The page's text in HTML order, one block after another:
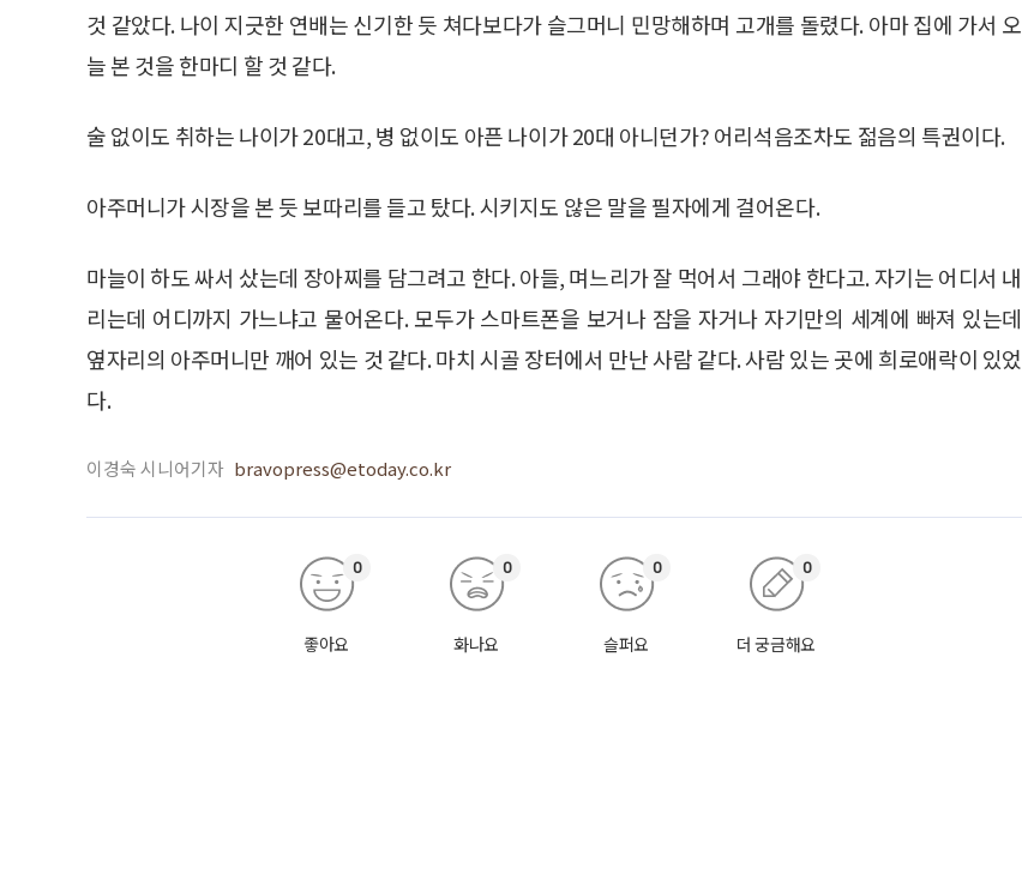
것 같았다. 나이 지긋한 연배는 신기한 듯 쳐다보다가 슬그머니 민망해하며 고개를 돌렸다. 아마 집에 가서 오
늘 본 것을 한마디 할 것 같다.
술 없이도 취하는 나이가 20대고, 병 없이도 아픈 나이가 20대 아니던가? 어리석음조차도 젊음의 특권이다.
아주머니가 시장을 본 듯 보따리를 들고 탔다. 시키지도 않은 말을 필자에게 걸어온다.
마늘이 하도 싸서 샀는데 장아찌를 담그려고 한다. 아들, 며느리가 잘 먹어서 그래야 한다고. 자기는 어디서 내
리는데 어디까지 가느냐고 물어온다. 모두가 스마트폰을 보거나 잠을 자거나 자기만의 세계에 빠져 있는데
옆자리의 아주머니만 깨어 있는 것 같다. 마치 시골 장터에서 만난 사람 같다. 사람 있는 곳에 희로애락이 있었
다.
이경숙 시니어기자 bravopress@etoday.co.kr
좋아요
0
화나요
0
슬퍼요
0
더 궁금해요
0